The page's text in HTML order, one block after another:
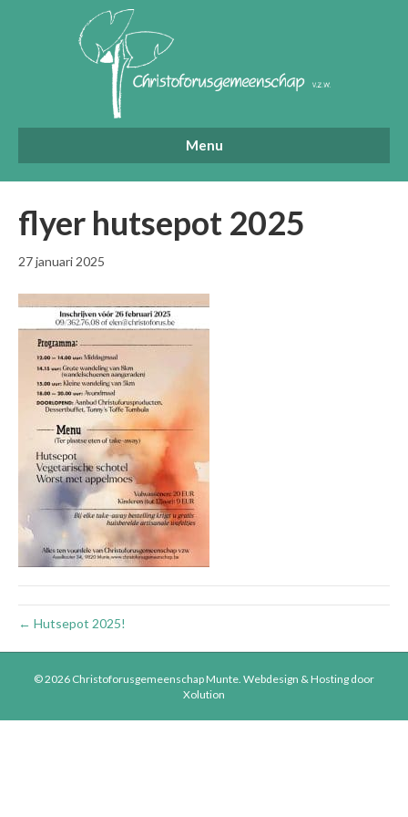
Menu
flyer hutsepot 2025
27 januari 2025
← Hutsepot 2025!
© 2026 Christoforusgemeenschap Munte. Webdesign & Hosting door
Xolution